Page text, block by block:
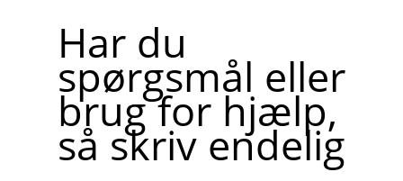
Har du
spørgsmål eller
brug for hjælp,
så skriv endelig